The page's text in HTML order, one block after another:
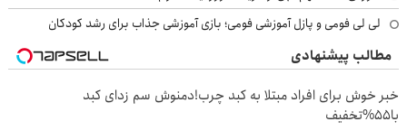
لی لی فومی و پازل آموزشی فومی؛ بازی آموزشی جذاب برای رشد کودکان
مطالب پیشنهادی
خبر خوش برای افراد مبتلا به کبد چرب!دمنوش سم زدای کبد
با55%تخفیف